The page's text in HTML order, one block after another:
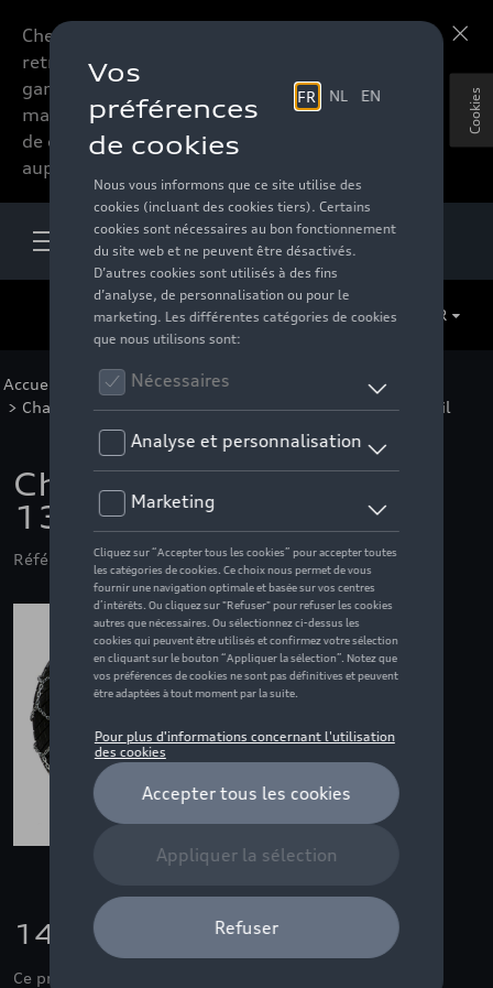
Chers accessoires-lovers,
retrouvez dorénavant toute la
gamme d’accessoires de votre
marque préférée sous forme
de catalogue à commander
auprès de votre distributeur.
FR
Accueil Pour votre Audi >
> Chaînes à neige et chausettes à neige >Snovit > Détail
Chaîne à neige NEO
13mm 4X4, SUV
Référence: CPLK490N
145,01 €
Ce produit n'est actuellement pas de stock
Cookies